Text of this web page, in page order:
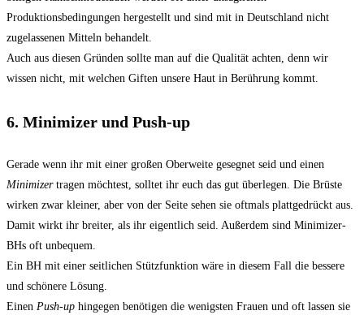
Produktionsbedingungen hergestellt und sind mit in Deutschland nicht
zugelassenen Mitteln behandelt.
Auch aus diesen Gründen sollte man auf die Qualität achten, denn wir
wissen nicht, mit welchen Giften unsere Haut in Berührung kommt.
6. Minimizer und Push-up
Gerade wenn ihr mit einer großen Oberweite gesegnet seid und einen
Minimizertragen möchtest, solltet ihr euch das gut überlegen. Die Brüste
wirken zwar kleiner, aber von der Seite sehen sie oftmals plattgedrückt aus.
Damit wirkt ihr breiter, als ihr eigentlich seid. Außerdem sind Minimizer-
BHs oft unbequem.
Ein BH mit einer seitlichen Stützfunktion wäre in diesem Fall die bessere
und schönere Lösung.
Einen Push-up hingegen benötigen die wenigsten Frauen und oft lassen sie